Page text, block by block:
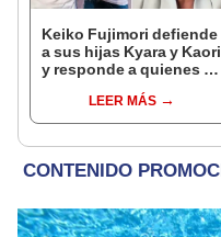
Keiko Fujimori defiende
a sus hijas Kyara y Kaori
y responde a quienes la
“No pueden decirme”
LEER MÁS